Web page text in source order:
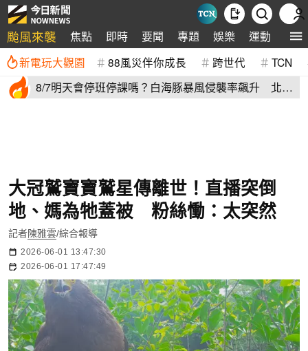
颱風來襲 焦點 即時 要聞 專題 娛樂 運動 全球
新電玩大觀園 88風災伴你成長 跨世代 TCN
8/7明天會停班停課嗎？白海豚暴風侵襲率飆升 北北
大冠鷲寶寶鷲星傳離世！直播突倒
地、媽為牠蓋被 粉絲慟：太突然
記者陳雅雲/綜合報導
2026-06-01 13:47:30
2026-06-01 17:47:49